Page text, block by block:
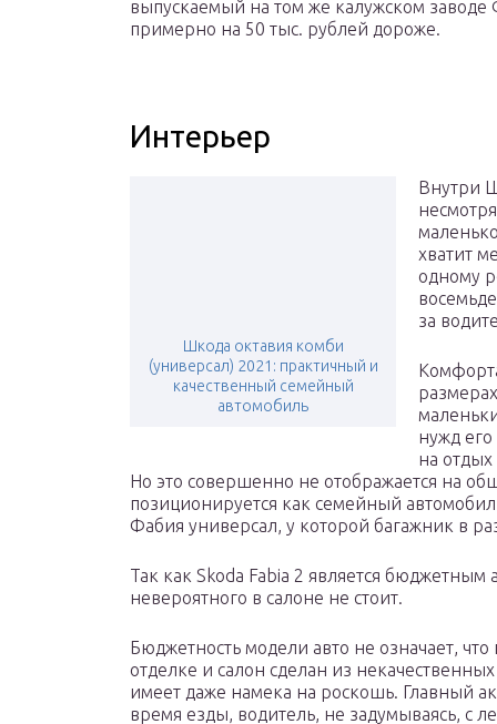
выпускаемый на том же калужском заводе
примерно на 50 тыс. рублей дороже.
Интерьер
Шкода октавия комби
(универсал) 2021: практичный и
качественный семейный
автомобиль
Внутри
хватит
одному
за
нужд
на
Но это совершенно не отображается на
позиционируется как семейный
Фабия универсал, у которой багажник в
Так как Skoda Fabia 2 является бюджетным
невероятного в салоне не стоит.
Бюджетность модели авто не означает,
отделке и салон сделан из
имеет даже намека на роскошь. Главный
время езды, водитель, не задумываясь, с